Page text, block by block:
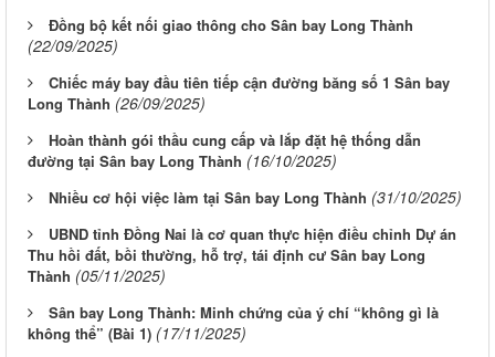
Đồng bộ kết nối giao thông cho Sân bay Long Thành
(22/09/2025)
Chiếc máy bay đầu tiên tiếp cận đường băng số 1 Sân bay
Long Thành (26/09/2025)
Hoàn thành gói thầu cung cấp và lắp đặt hệ thống dẫn
đường tại Sân bay Long Thành (16/10/2025)
Nhiều cơ hội việc làm tại Sân bay Long Thành (31/10/2025)
UBND tỉnh Đồng Nai là cơ quan thực hiện điều chỉnh Dự án
Thu hồi đất, bồi thường, hỗ trợ, tái định cư Sân bay Long
Thành (05/11/2025)
Sân bay Long Thành: Minh chứng của ý chí “không gì là
không thể” (Bài 1) (17/11/2025)